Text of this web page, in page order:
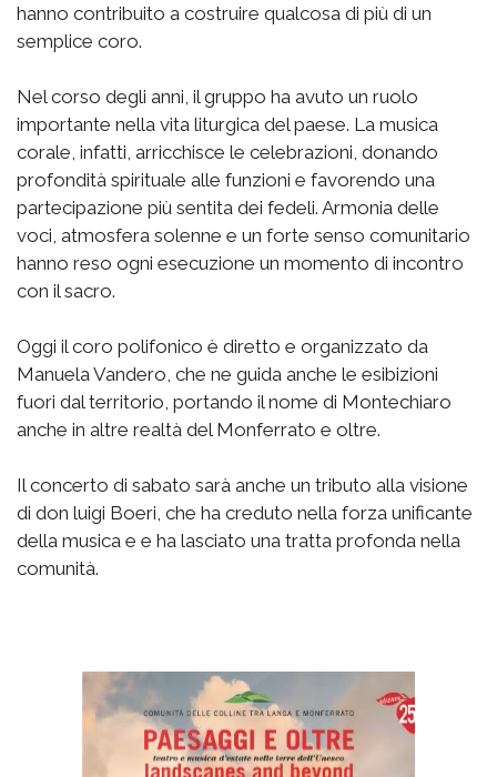
hanno contribuito a costruire qualcosa di più di un
semplice coro.
Nel corso degli anni, il gruppo ha avuto un ruolo
importante nella vita liturgica del paese. La musica
corale, infatti, arricchisce le celebrazioni, donando
profondità spirituale alle funzioni e favorendo una
partecipazione più sentita dei fedeli. Armonia delle
voci, atmosfera solenne e un forte senso comunitario
hanno reso ogni esecuzione un momento di incontro
con il sacro.
Oggi il coro polifonico è diretto e organizzato da
Manuela Vandero, che ne guida anche le esibizioni
fuori dal territorio, portando il nome di Montechiaro
anche in altre realtà del Monferrato e oltre.
Il concerto di sabato sarà anche un tributo alla visione
di don luigi Boeri, che ha creduto nella forza unificante
della musica e e ha lasciato una tratta profonda nella
comunità.